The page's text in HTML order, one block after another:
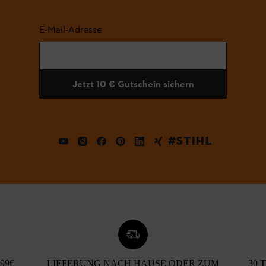
E-Mail-Adresse
Jetzt 10 € Gutschein sichern
#STIHL
LIEFERUNG NACH HAUSE ODER ZUM
30